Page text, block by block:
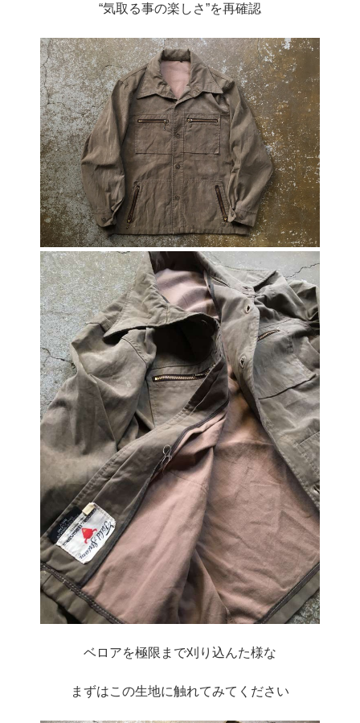
“気取る事の楽しさ”を再確認
ベロアを極限まで刈り込んた様な
まずはこの生地に触れてみてください